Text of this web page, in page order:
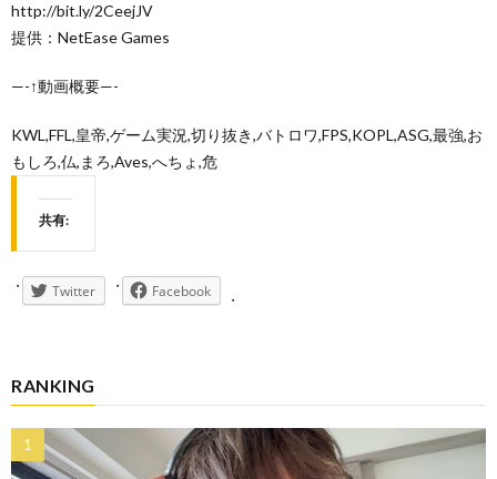
http://bit.ly/2CeejJV
提供：NetEase Games
—-↑動画概要—-
KWL,FFL,皇帝,ゲーム実況,切り抜き,バトロワ,FPS,KOPL,ASG,最強,お
もしろ,仏,まろ,Aves,へちょ,危
共有:
Twitter Facebook
RANKING